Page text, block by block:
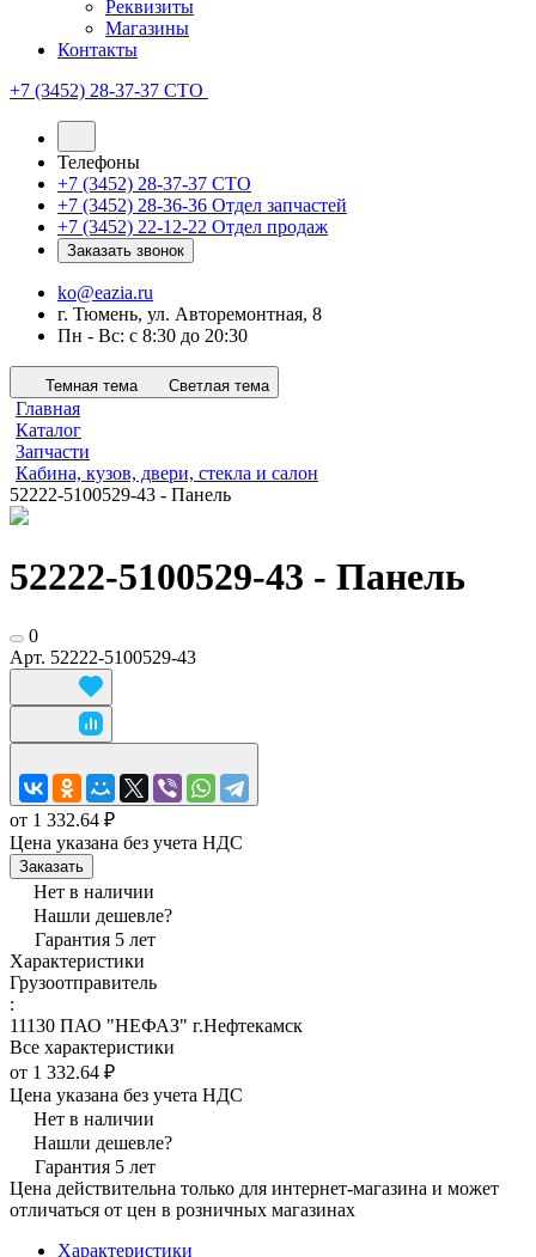
Реквизиты
Магазины
Контакты
+7 (3452) 28-37-37 СТО
Телефоны
+7 (3452) 28-37-37 СТО
+7 (3452) 28-36-36 Отдел запчастей
+7 (3452) 22-12-22 Отдел продаж
Заказать звонок
ko@eazia.ru
г. Тюмень, ул. Авторемонтная, 8
Пн - Вс: с 8:30 до 20:30
Темная тема Светлая тема
Главная
Каталог
Запчасти
Кабина, кузов, двери, стекла и салон
52222-5100529-43 - Панель
52222-5100529-43 - Панель
0
Арт. 52222-5100529-43
от 1 332.64 ₽
Цена указана без учета НДС
Заказать
Нет в наличии
Нашли дешевле?
Гарантия 5 лет
Характеристики
Грузоотправитель
:
11130 ПАО "НЕФАЗ" г.Нефтекамск
Все характеристики
от 1 332.64 ₽
Цена указана без учета НДС
Нет в наличии
Нашли дешевле?
Гарантия 5 лет
Цена действительна только для интернет-магазина и может
отличаться от цен в розничных магазинах
Характеристики